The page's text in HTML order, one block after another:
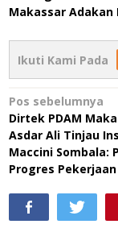
Makassar Adakan
Ikuti Kami Pada
Navigasi
pos
Pos sebelumnya
Dirtek PDAM
Asdar Ali Tinjau
Maccini Sombala:
Progres